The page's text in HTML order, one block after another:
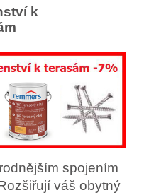
k
spojením
váš obytný